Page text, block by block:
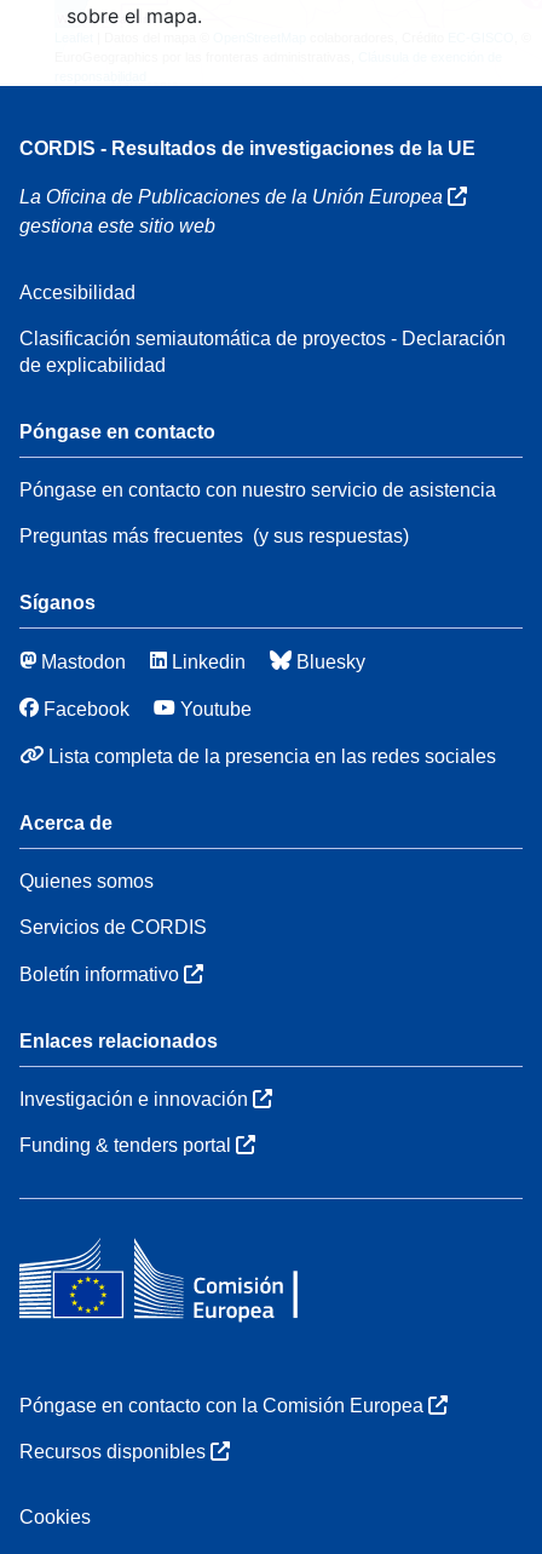
sobre el mapa.
CORDIS - Resultados de investigaciones de la UE
La Oficina de Publicaciones de la Unión Europea
gestiona este sitio web
Accesibilidad
Clasificación semiautomática de proyectos - Declaración
de explicabilidad
Póngase en contacto
Póngase en contacto con nuestro servicio de asistencia
Preguntas más frecuentes (y sus respuestas)
Síganos
Mastodon Linkedin Bluesky
Facebook Youtube
Lista completa de la presencia en las redes sociales
Acerca de
Quienes somos
Servicios de CORDIS
Boletín informativo
Enlaces relacionados
Investigación e innovación
Funding & tenders portal
Póngase en contacto con la Comisión Europea
Recursos disponibles
Cookies